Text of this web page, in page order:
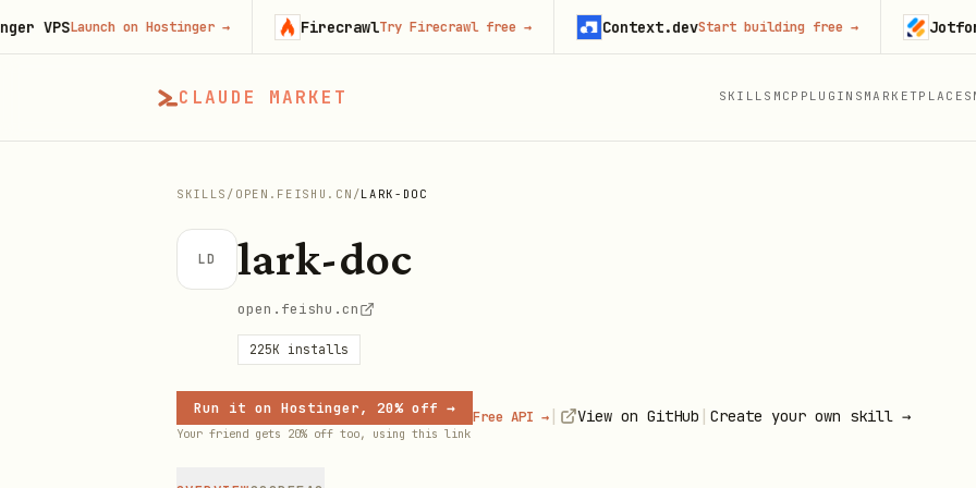
CLAUDE MARKET SKILLS MCP PLUGINS MARKETPLACES
SKILLS / OPEN.FEISHU.CN /LARK-DOC
LD lark-doc
open.feishu.cn
225K installs
Run it on Hostinger, 20% off →
Your friend gets 20% off too, using this link
Free API → | View on GitHub | Create your own skill →
Launch on Hostinger→ FirecrawlTry Firecrawl free→ Context.devStart building free→ JotformTry